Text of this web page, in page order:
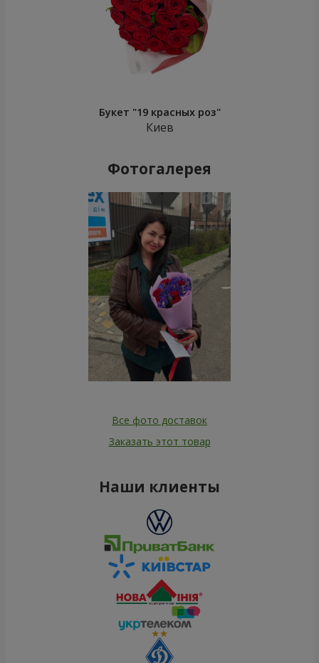
Букет "19 красных роз"
Киев
Фотогалерея
Все фото доставок
Заказать этот товар
Наши клиенты